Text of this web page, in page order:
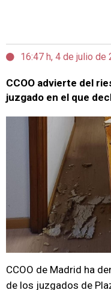
16:47 h, 4 de julio de
CCOO advierte del
juzgado en el que
CCOO de Madrid ha
de los juzgados de